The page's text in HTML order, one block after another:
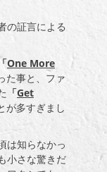
の証言による
「One More
た事と、ファ
「Get
が多すぎまし
は知らなかっ
小さな驚きだ